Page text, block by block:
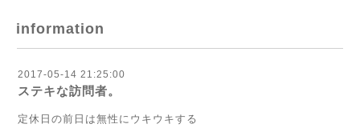
information
2017-05-14 21:25:00
ステキな訪問者。
定休日の前日は無性にウキウキする